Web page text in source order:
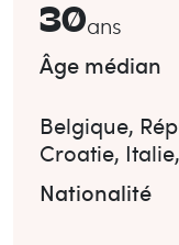
30ans
Âge médian
Belgique,
Croatie, Italie,
Nationalité